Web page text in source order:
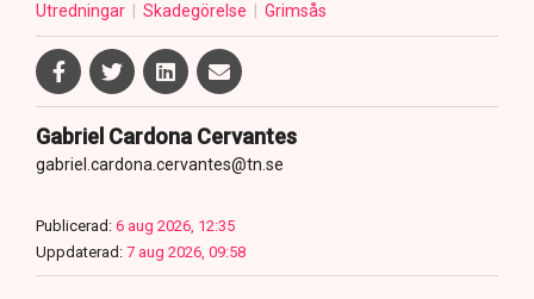
Utredningar
Skadegörelse Grimsås
Gabriel Cardona Cervantes
gabriel.cardona.cervantes@tn.se
Publicerad: 6 aug 2026, 12:35
Uppdaterad: 7 aug 2026, 09:58